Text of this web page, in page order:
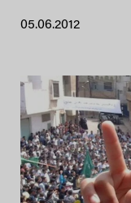
05.06.2012